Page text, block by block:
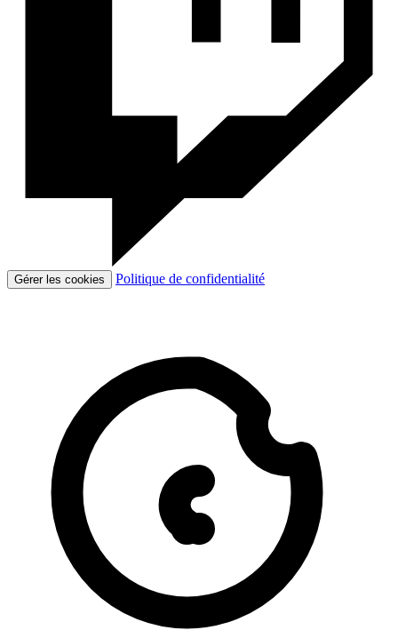
Gérer les cookies Politique de confidentialité